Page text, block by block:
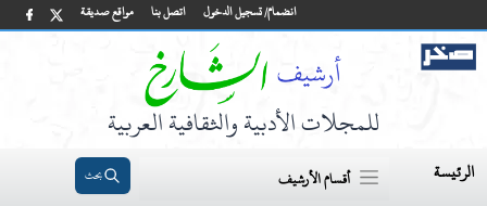
مواقع صديقة اتصل بنا انضمام/ تسجيل الدخول
للمجلات الأدبية والثقافية العربية
الرئيسة أقسام الأرشيف بحث